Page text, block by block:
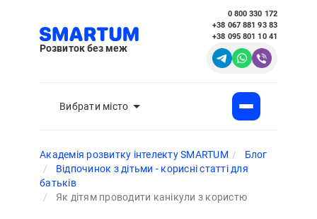
Розвиток без меж
Вибрати місто
0 800 330 172
+38 067 881 93 83
+38 095 801 10 41
Академія розвитку інтелекту SMARTUM
Блог
Відпочинок з дітьми - корисні статті для
батьків
Як дітям проводити канікули з користю